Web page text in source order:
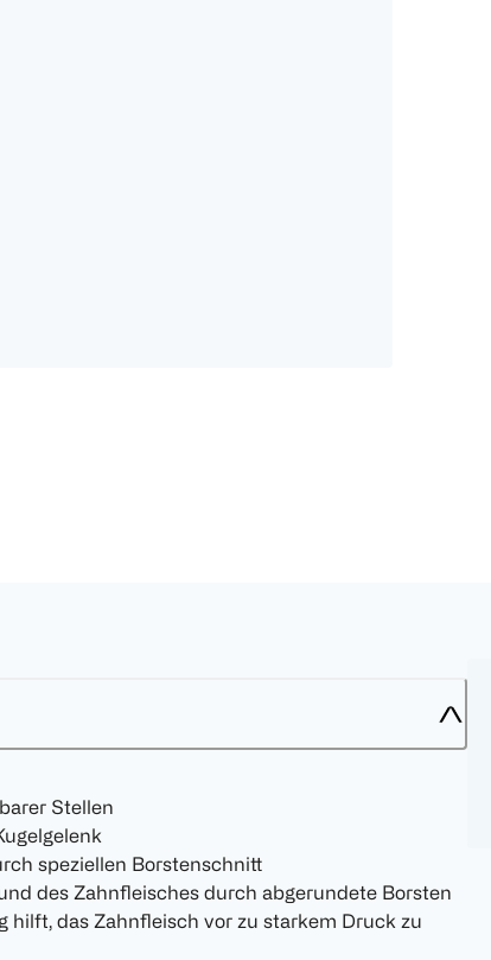
Stellen
speziellen Borstenschnitt
des Zahnfleisches durch abgerundete Borsten
hilft, das Zahnfleisch vor zu starkem Druck zu